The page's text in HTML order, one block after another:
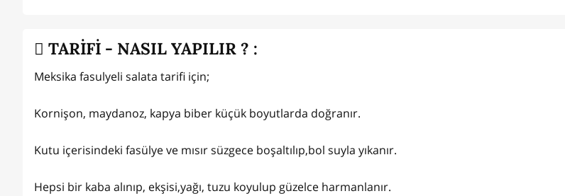
TARİFİ - NASIL YAPILIR ? :
Meksika fasulyeli salata tarifi için;
Kornişon, maydanoz, kapya biber küçük boyutlarda doğranır.
Kutu içerisindeki fasülye ve mısır süzgece boşaltılıp,bol suyla yıkanır.
Hepsi bir kaba alınıp, ekşisi,yağı, tuzu koyulup güzelce harmanlanır.